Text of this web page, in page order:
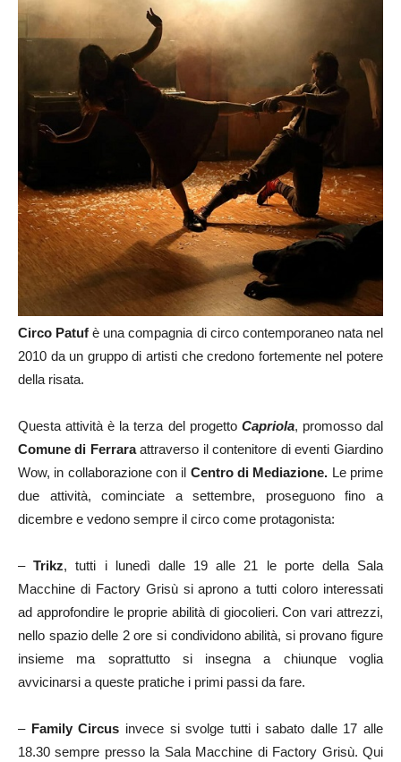
Circo Patuf è una compagnia di circo contemporaneo nata nel
2010 da un gruppo di artisti che credono fortemente nel potere
della risata.
Questa attività è la terza del progetto Capriola, promosso dal
Comune di Ferraraattraverso il contenitore di eventi Giardino
Wow, in collaborazione con il Centro di Mediazione. Le prime
due attività, cominciate a settembre, proseguono fino a
dicembre e vedono sempre il circo come protagonista:
–Trikz, tutti i lunedì dalle 19 alle 21 le porte della Sala
Macchine di Factory Grisù si aprono a tutti coloro interessati
ad approfondire le proprie abilità di giocolieri. Con vari attrezzi,
nello spazio delle 2 ore si condividono abilità, si provano figure
insieme ma soprattutto si insegna a chiunque voglia
avvicinarsi a queste pratiche i primi passi da fare.
–Family Circus invece si svolge tutti i sabato dalle 17 alle
18.30 sempre presso la Sala Macchine di Factory Grisù. Qui